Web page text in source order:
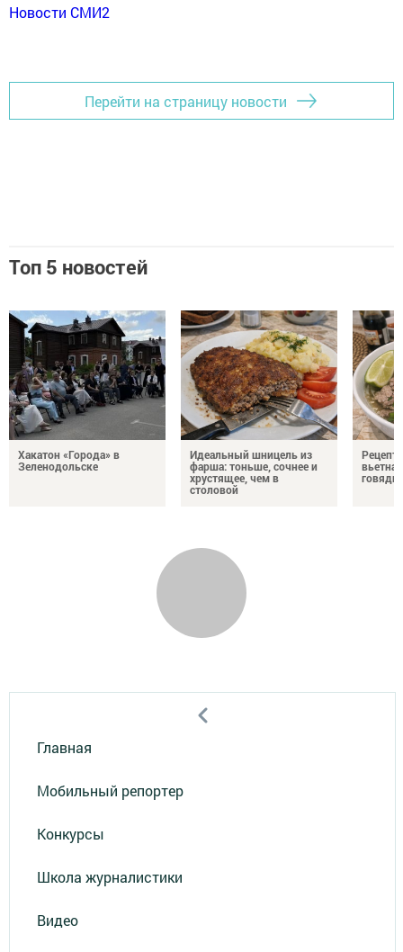
Новости СМИ2
Перейти на страницу новости
Топ 5 новостей
Хакатон «Города» в
Зеленодольске
Идеальный шницель из
фарша: тоньше, сочнее и
хрустящее, чем в
столовой
Рецепт
Главная
Мобильный репортер
Конкурсы
Школа журналистики
Видео